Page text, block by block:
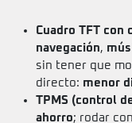
Cuadro TFT
navegación,
sin tener que
directo: menor
TPMS (control
ahorro; rodar